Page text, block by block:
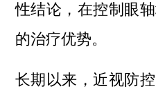
性结论，在控制眼
的治疗优势。
长期以来，近视防